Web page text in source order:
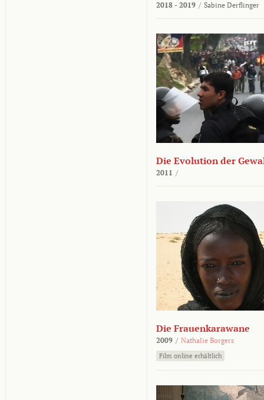
2018 - 2019 / Sabine Derflinger
Die Evolution der
2011 /
Die Frauenkarawane
2009 / Nathalie Borgers
Film online erhältlich